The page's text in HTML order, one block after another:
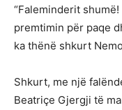
“Faleminderit
premtimin për paqe
ka thënë shkurt
Shkurt, me një
Beatriçe Gjergji të